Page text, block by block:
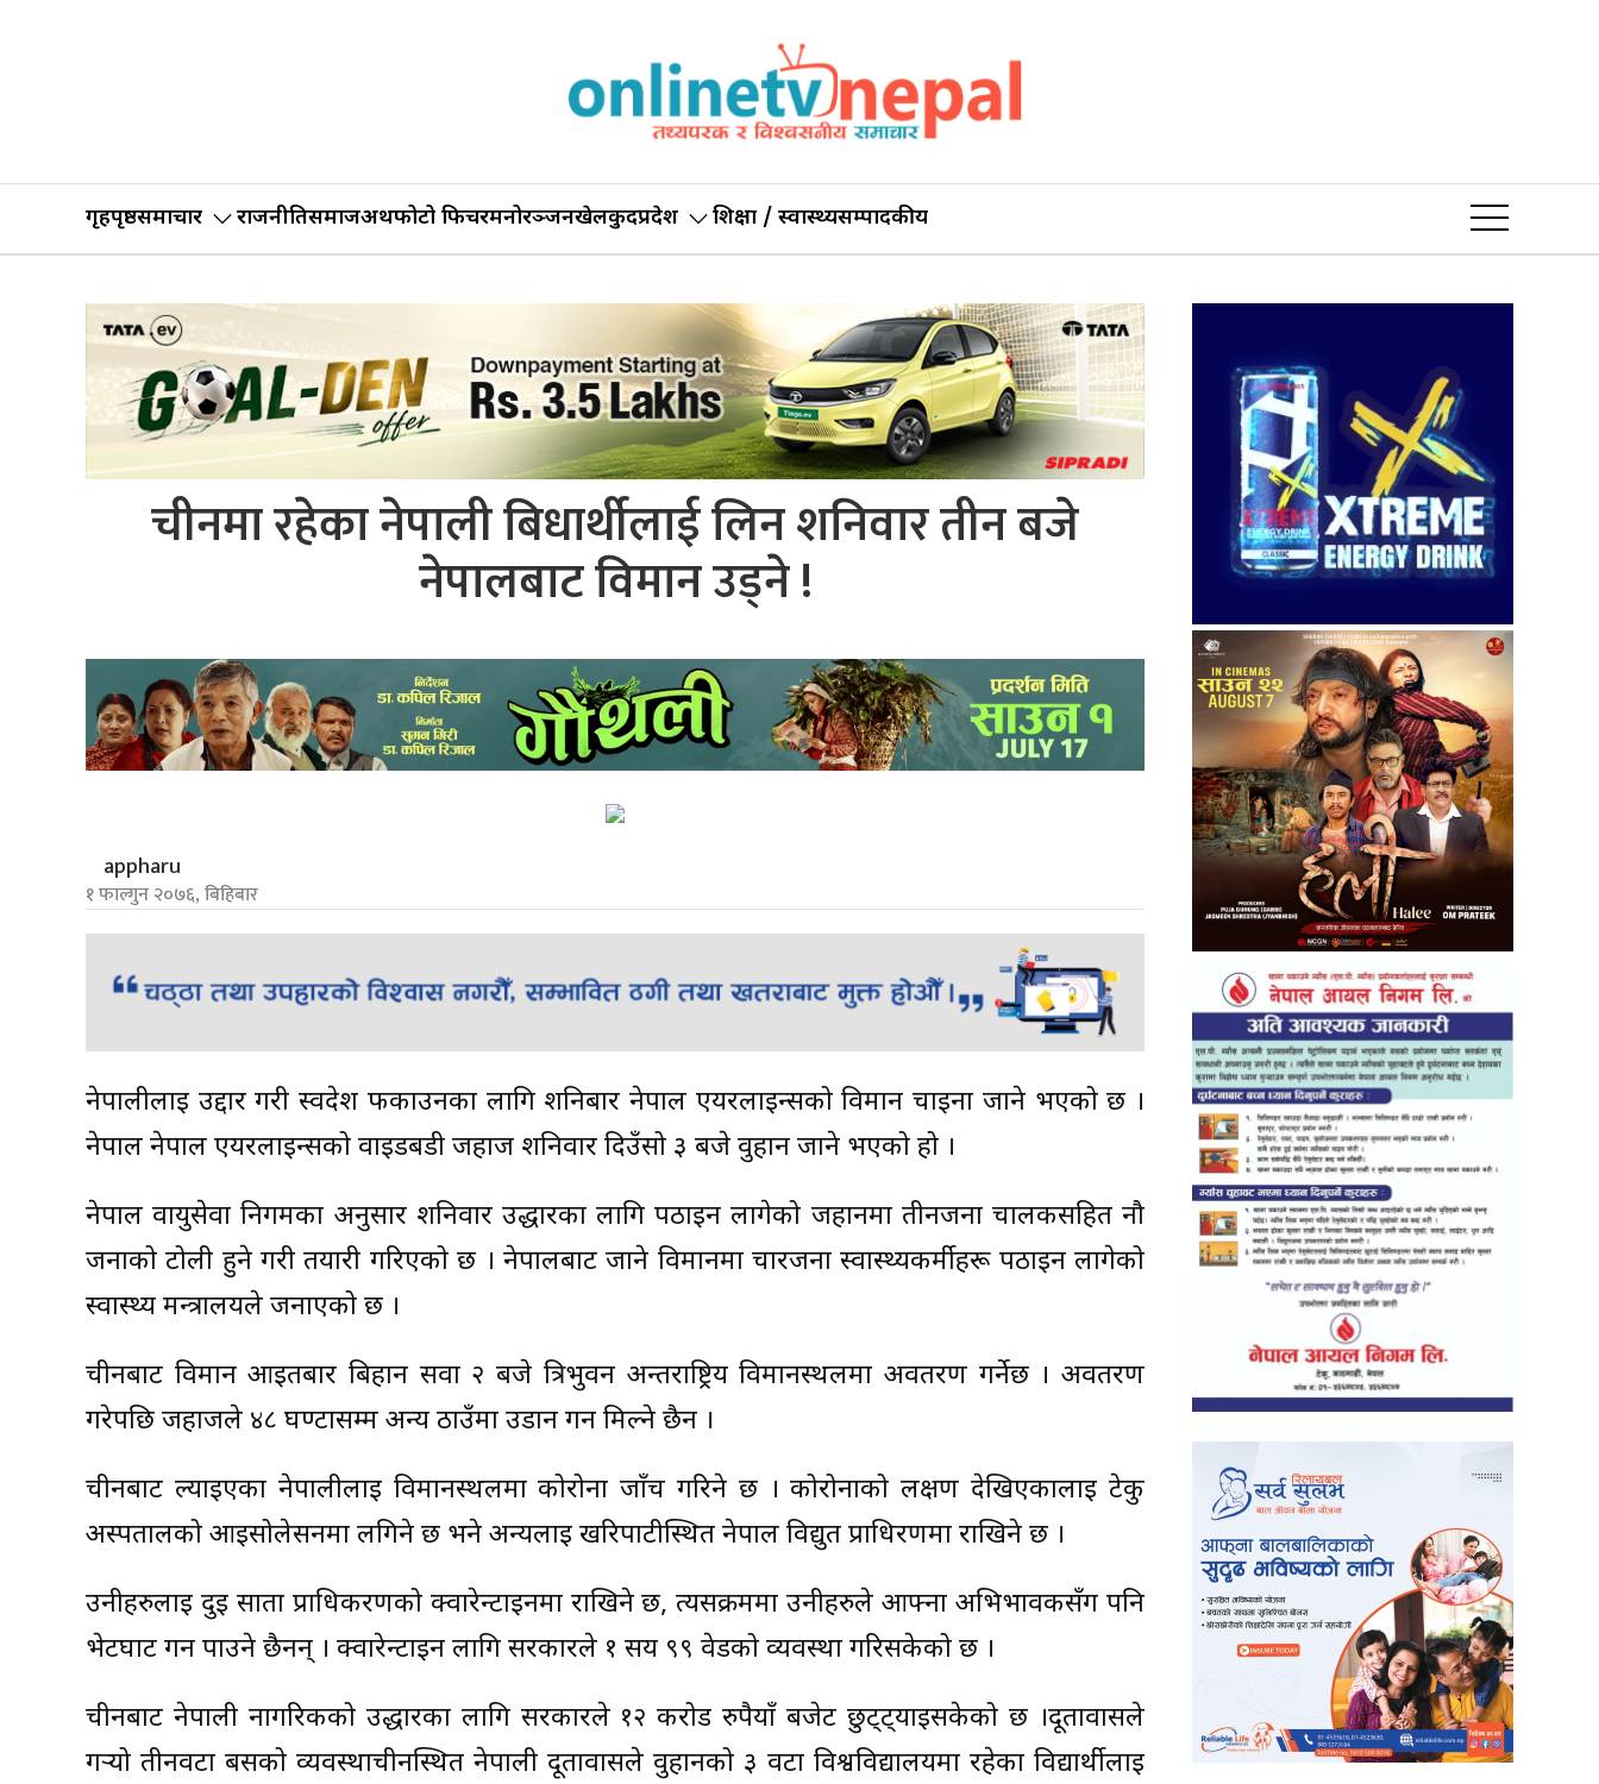
गृहपृष्ठसमाचार राजनीतिसमाजअर्थफोटो फिचरमनोरञ्जनखेलकुदप्रदेश शिक्षा / स्वास्थ्यसम्पादकीय
चीनमा रहेका नेपाली बिधार्थीलाई लिन शनिवार तीन बजे
नेपालबाट विमान उड्ने !
appharu
१ फाल्गुन २०७६, बिहिबार
नेपालीलाई उद्दार गरी स्वदेश फर्काउनका लागि शनिबार नेपाल एयरलाइन्सको विमान चाइना जाने भएको छ ।
नेपाल नेपाल एयरलाइन्सको वाइडबडी जहाज शनिवार दिउँसो ३ बजे वुहान जाने भएको हो ।
नेपाल वायुसेवा निगमका अनुसार शनिवार उद्धारका लागि पठाइन लागेको जहानमा तीनजना चालकसहित नौ
जनाको टोली हुने गरी तयारी गरिएको छ । नेपालबाट जाने विमानमा चारजना स्वास्थ्यकर्मीहरू पठाइन लागेको
स्वास्थ्य मन्त्रालयले जनाएको छ ।
चीनबाट विमान आइतबार बिहान सवा २ बजे त्रिभुवन अन्तर्राष्ट्रिय विमानस्थलमा अवतरण गर्नेछ । अवतरण
गरेपछि जहाजले ४८ घण्टासम्म अन्य ठाउँमा उडान गर्न मिल्ने छैन ।
चीनबाट ल्याइएका नेपालीलाई विमानस्थलमा कोरोना जाँच गरिने छ । कोरोनाको लक्षण देखिएकालाई टेकु
अस्पतालको आइसोलेसनमा लगिने छ भने अन्यलाई खरिपाटीस्थित नेपाल विद्युत प्राधिरणमा राखिने छ ।
उनीहरुलाई दुई साता प्राधिकरणको क्वारेन्टाइनमा राखिने छ, त्यसक्रममा उनीहरुले आफ्ना अभिभावकसँग पनि
भेटघाट गर्न पाउने छैनन् । क्वारेन्टाइन लागि सरकारले १ सय ९९ वेडको व्यवस्था गरिसकेको छ ।
चीनबाट नेपाली नागरिकको उद्धारका लागि सरकारले १२ करोड रुपैयाँ बजेट छुट्ट्याइसकेको छ ।दूतावासले
गर्‍यो तीनवटा बसको व्यवस्थाचीनस्थित नेपाली दूतावासले वुहानको ३ वटा विश्वविद्यालयमा रहेका विद्यार्थीलाई